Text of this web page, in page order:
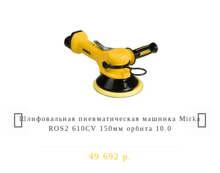
Шлифовальная пневматическая машинка Mirka
ROS2 610CV 150мм орбита 10.0
49 692 р.